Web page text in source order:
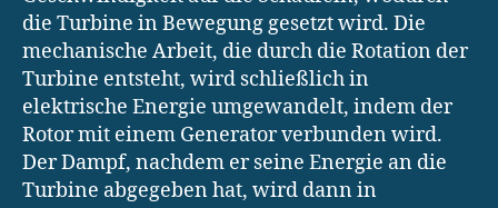
die Turbine in Bewegung gesetzt wird. Die
mechanische Arbeit, die durch die Rotation der
Turbine entsteht, wird schließlich in
elektrische Energie umgewandelt, indem der
Rotor mit einem Generator verbunden wird.
Der Dampf, nachdem er seine Energie an die
Turbine abgegeben hat, wird dann in